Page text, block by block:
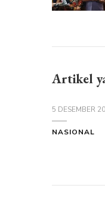
Artikel
5 DESEMBER
NASIONAL